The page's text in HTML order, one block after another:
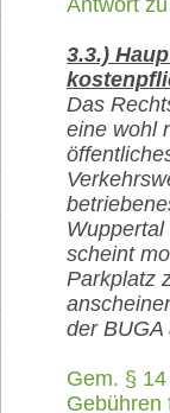
Antwort
3.3.)
Das
eine wohl
scheint
Parkplatz
der BUGA
Gem. §
Gebühren